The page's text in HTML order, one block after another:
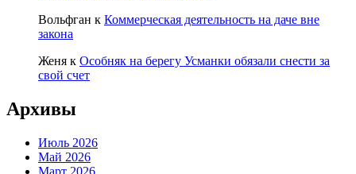
Вольфган к Коммерческая деятельность на даче вне
закона
Женя к Особняк на берегу Усманки обязали снести за
свой счет
Архивы
Июль 2026
Май 2026
Март 2026